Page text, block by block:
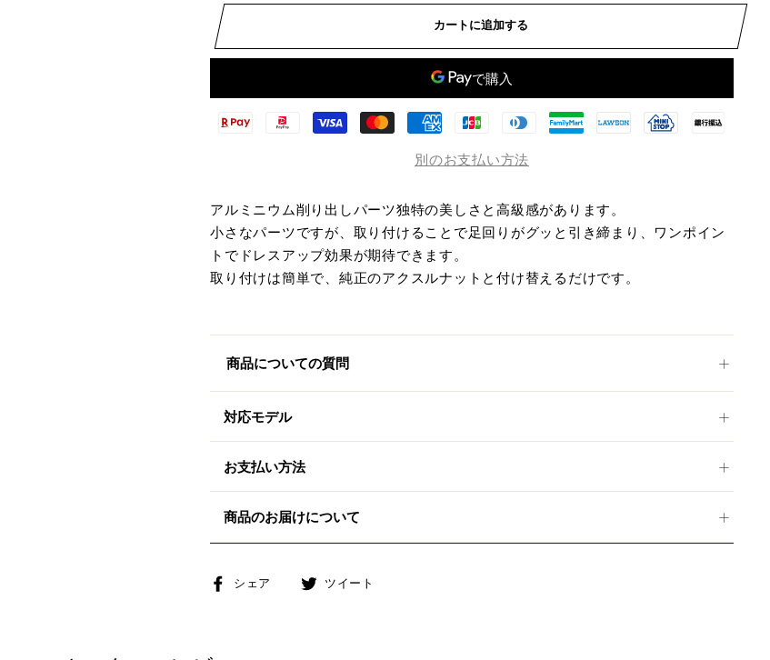
カートに追加する
別のお支払い方法
アルミニウム削り出しパーツ独特の美しさと高級感があります。
小さなパーツですが、取り付けることで足回りがグッと引き締まり、ワンポイン
トでドレスアップ効果が期待できます。
取り付けは簡単で、純正のアクスルナットと付け替えるだけです。
商品についての質問
対応モデル
お支払い方法
商品のお届けについて
シェア
Facebookツイート